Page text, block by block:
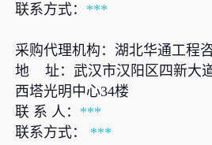
联系方式： ***
采购代理机构：湖北华通工程
地 址：武汉市汉阳区四新大
西塔光明中心34楼
联 系 人： ***
联系方式： ***